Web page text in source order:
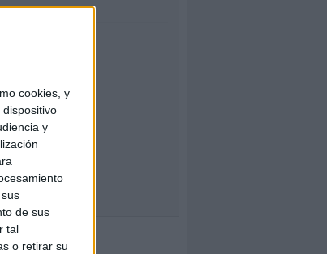
cookies, y
y
de sus
tal
o retirar su